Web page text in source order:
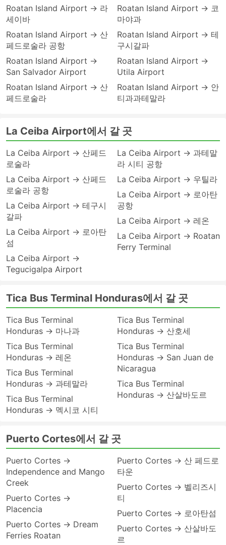
Roatan Island Airport → 라
세이바
Roatan Island Airport → 산
페드로술라 공항
Roatan Island Airport →
San Salvador Airport
Roatan Island Airport → 산
페드로술라
Roatan Island Airport → 코
마야과
Roatan Island Airport → 테
구시갈파
Roatan Island Airport →
Utila Airport
Roatan Island Airport → 안
티과과테말라
La Ceiba Airport에서 갈 곳
La Ceiba Airport → 산페드
로술라
La Ceiba Airport → 산페드
로술라 공항
La Ceiba Airport → 테구시
갈파
La Ceiba Airport → 로아탄
섬
La Ceiba Airport →
Tegucigalpa Airport
La Ceiba Airport → 과테말
라 시티 공항
La Ceiba Airport → 우틸라
La Ceiba Airport → 로아탄
공항
La Ceiba Airport → 레온
La Ceiba Airport → Roatan
Ferry Terminal
Tica Bus Terminal Honduras에서 갈 곳
Tica Bus Terminal
Honduras → 마나과
Tica Bus Terminal
Honduras → 레온
Tica Bus Terminal
Honduras → 과테말라
Tica Bus Terminal
Honduras → 멕시코 시티
Tica Bus Terminal
Honduras → 산호세
Tica Bus Terminal
Honduras → San Juan de
Nicaragua
Tica Bus Terminal
Honduras → 산살바도르
Puerto Cortes에서 갈 곳
Puerto Cortes →
Independence and Mango
Creek
Puerto Cortes →
Placencia
Puerto Cortes → Dream
Ferries Roatan
Puerto Cortes → 산 페드로
타운
Puerto Cortes → 벨리즈시
티
Puerto Cortes → 로아탄섬
Puerto Cortes → 산살바도
르